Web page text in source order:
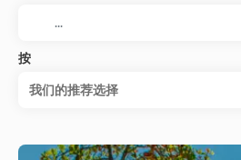
按
我们的推荐选择